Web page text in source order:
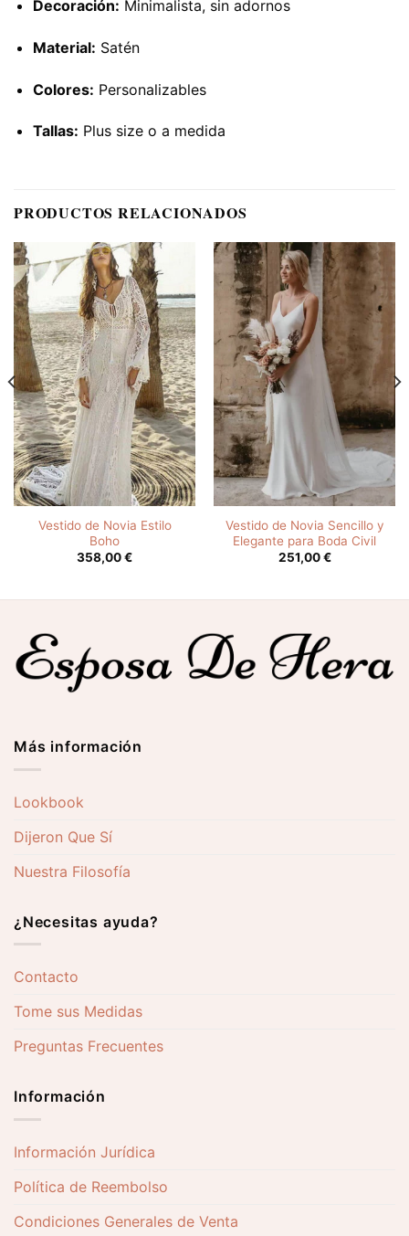
Decoración: Minimalista, sin adornos
Material: Satén
Colores: Personalizables
Tallas: Plus size o a medida
PRODUCTOS RELACIONADOS
Vestido de Novia Estilo
Boho
358,00€
Vestido de Novia Sencillo y
Elegante para Boda Civil
251,00€
Más información
Lookbook
Dijeron Que Sí
Nuestra Filosofía
¿Necesitas ayuda?
Contacto
Tome sus Medidas
Preguntas Frecuentes
Información
Información Jurídica
Política de Reembolso
Condiciones Generales de Venta